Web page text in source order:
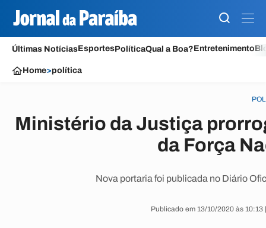
Últimas NotíciasEsportesPolíticaQual a Boa?Entretenimento
Home>política
Ministério da Justiça
da Força
Nova portaria foi publicada no Diário
Publicado em 13/10/2020 às